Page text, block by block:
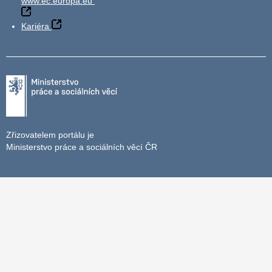
Kariéra
Zřizovatelem portálu je
Ministerstvo práce a sociálních věcí ČR